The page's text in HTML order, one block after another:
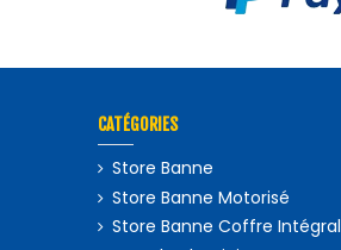
CATÉGORIES
Store Banne
Store Banne Motorisé
Store Banne Coffre Intégral